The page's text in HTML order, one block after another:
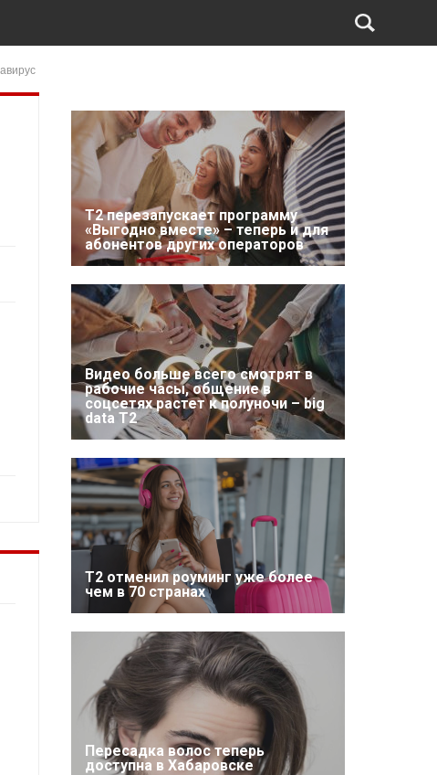
Т2 перезапускает программу
«Выгодно вместе» – теперь и для
абонентов других операторов
Видео больше всего смотрят в
рабочие часы, общение в
соцсетях растет к полуночи – big
data T2
Т2 отменил роуминг уже более
чем в 70 странах
Пересадка волос теперь
доступна в Хабаровске